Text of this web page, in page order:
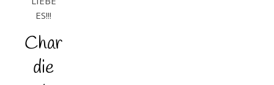
ES!!!
Charaktere,
die